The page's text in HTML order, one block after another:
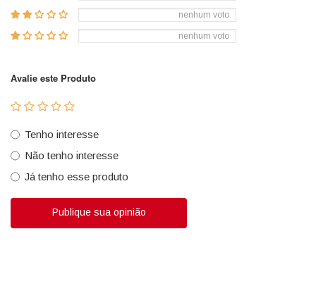
nenhum voto
nenhum voto
Avalie este Produto
Tenho interesse
Não tenho interesse
Já tenho esse produto
Publique sua opinião